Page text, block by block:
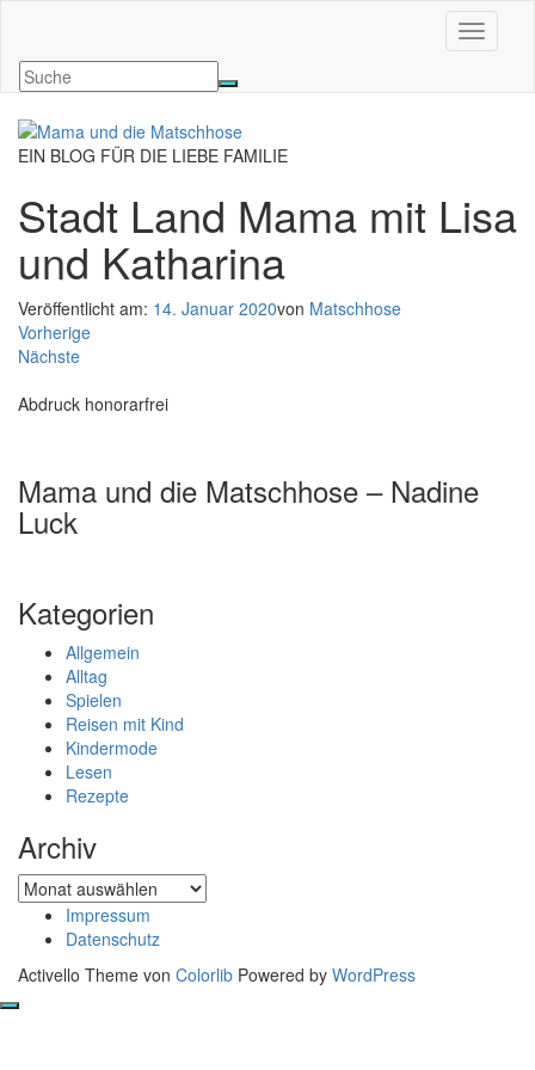
EIN BLOG FÜR DIE LIEBE FAMILIE
Stadt Land Mama mit Lisa
und Katharina
Veröffentlicht am: 14. Januar 2020von Matschhose
Vorherige
Nächste
Abdruck honorarfrei
Mama und die Matschhose – Nadine
Luck
Kategorien
Allgemein
Alltag
Spielen
Reisen mit Kind
Kindermode
Lesen
Rezepte
Archiv
Archiv
Impressum
Datenschutz
Activello Theme von Colorlib Powered by WordPress